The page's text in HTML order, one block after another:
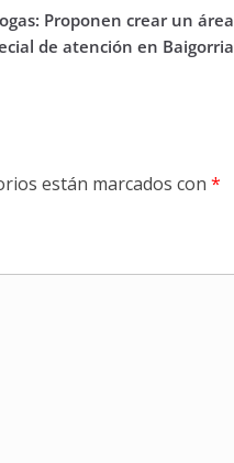
Proponen crear un área
de atención en Baigorria
están marcados con *